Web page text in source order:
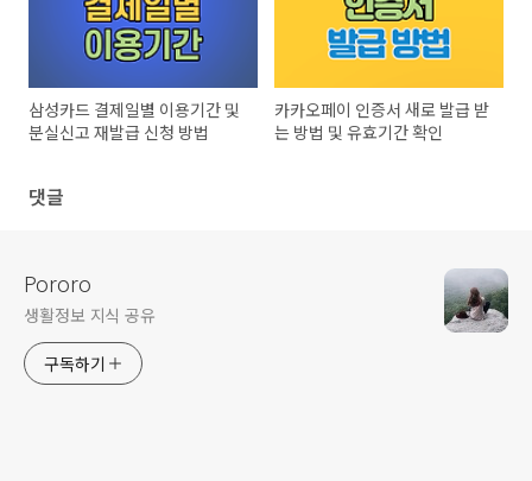
삼성카드 결제일별 이용기간 및
분실신고 재발급 신청 방법
카카오페이 인증서 새로 발급 받
는 방법 및 유효기간 확인
댓글
Pororo
생활정보 지식 공유
구독하기